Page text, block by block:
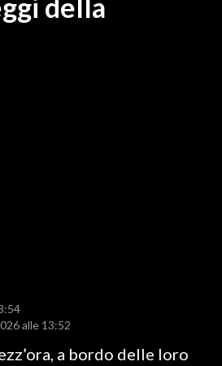
della
alle 13:52
a bordo delle loro